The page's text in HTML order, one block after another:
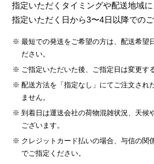
指定いただくタイミングや配送地域
指定いただく日から3〜4日以降でのご
最短での発送をご希望の方は、配送希望
ださい。
ご指定いただいた後、ご指定日は変更す
配送方法を「指定なし」にてご注文され
ません。
到着日は運送会社の荷物混雑状況、天候
ございます。
クレジットカード払いの場合、与信の関
でご指定ください。